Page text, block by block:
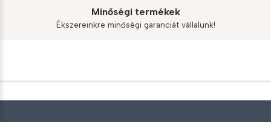
Minőségi termékek
Ékszereinkre minőségi garanciát vállalunk!